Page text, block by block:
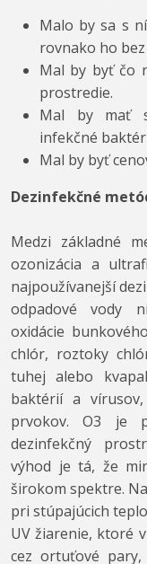
Malo by sa s
rovnako ho
Mal by byť čo
prostredie.
Mal by mať
infekčné
Mal by byť
Dezinfekčné
Medzi základné
ozonizácia a
najpoužívanejší
odpadové vody
oxidácie
chlór, roztoky
tuhej alebo
baktérií a
prvokov. O3 je
dezinfekčný
výhod je tá, že
širokom spektre.
pri stúpajúcich
UV žiarenie, ktoré
cez ortuťové